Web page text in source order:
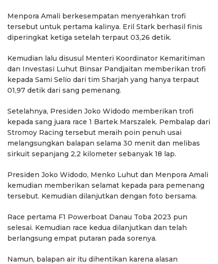
Menpora Amali berkesempatan menyerahkan trofi
tersebut untuk pertama kalinya. Eril Stark berhasil finis
diperingkat ketiga setelah terpaut 03,26 detik.
Kemudian lalu disusul Menteri Koordinator Kemaritiman
dan Investasi Luhut Binsar Pandjaitan memberikan trofi
kepada Sami Selio dari tim Sharjah yang hanya terpaut
01,97 detik dari sang pemenang.
Setelahnya, Presiden Joko Widodo memberikan trofi
kepada sang juara race 1 Bartek Marszalek. Pembalap dari
Stromoy Racing tersebut meraih poin penuh usai
melangsungkan balapan selama 30 menit dan melibas
sirkuit sepanjang 2,2 kilometer sebanyak 18 lap.
Presiden Joko Widodo, Menko Luhut dan Menpora Amali
kemudian memberikan selamat kepada para pemenang
tersebut. Kemudian dilanjutkan dengan foto bersama.
Race pertama F1 Powerboat Danau Toba 2023 pun
selesai. Kemudian race kedua dilanjutkan dan telah
berlangsung empat putaran pada sorenya.
Namun, balapan air itu dihentikan karena alasan